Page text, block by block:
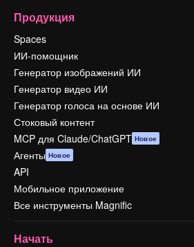
Продукция
Spaces
ИИ-помощник
Генератор изображений ИИ
Генератор видео ИИ
Генератор голоса на основе ИИ
Стоковый контент
MCP для Claude/ChatGPT Новое
Агенты Новое
API
Мобильное приложение
Все инструменты Magnific
Начать